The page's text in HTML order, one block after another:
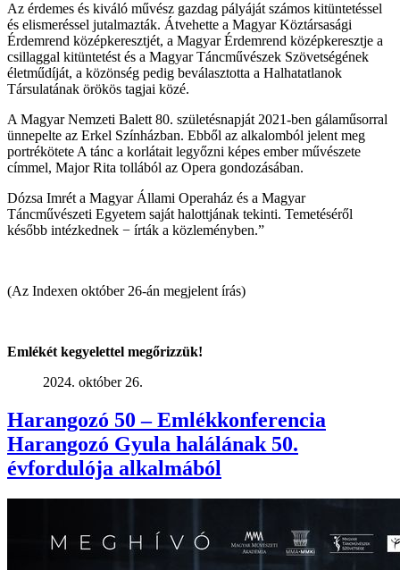
Az érdemes és kiváló művész gazdag pályáját számos kitüntetéssel
és elismeréssel jutalmazták. Átvehette a Magyar Köztársasági
Érdemrend középkeresztjét, a Magyar Érdemrend középkeresztje a
csillaggal kitüntetést és a Magyar Táncművészek Szövetségének
életműdíját, a közönség pedig beválasztotta a Halhatatlanok
Társulatának örökös tagjai közé.
A Magyar Nemzeti Balett 80. születésnapját 2021-ben gálaműsorral
ünnepelte az Erkel Színházban. Ebből az alkalomból jelent meg
portrékötete A tánc a korlátait legyőzni képes ember művészete
címmel, Major Rita tollából az Opera gondozásában.
Dózsa Imrét a Magyar Állami Operaház és a Magyar
Táncművészeti Egyetem saját halottjának tekinti. Temetéséről
később intézkednek − írták a közleményben.”
(Az Indexen október 26-án megjelent írás)
Emlékét kegyelettel megőrizzük!
2024. október 26.
Harangozó 50 – Emlékkonferencia
Harangozó Gyula halálának 50.
évfordulója alkalmából